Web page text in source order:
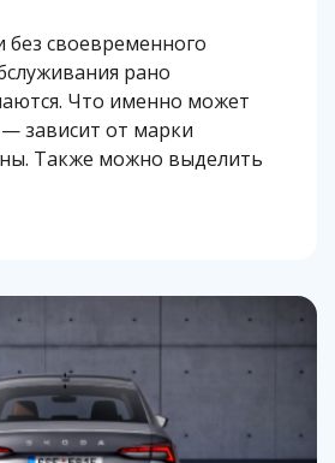
без своевременного
рано
Что именно может
зависит от марки
Также можно выделить
с какими
расходные детали.